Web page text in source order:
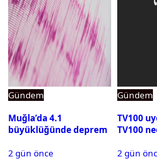
Gündem
Muğla’da 4.1
büyüklüğünde deprem
2 gün önce
Gündem
TV100
TV100
2 gün